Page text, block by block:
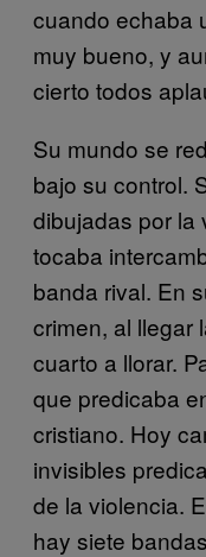
cuando echaba
muy bueno, y
cierto todos
Su mundo se
bajo su control.
dibujadas por la
tocaba
banda rival. En
crimen, al llegar
cuarto a llorar.
que predicaba
cristiano. Hoy
invisibles
de la violencia.
hay siete